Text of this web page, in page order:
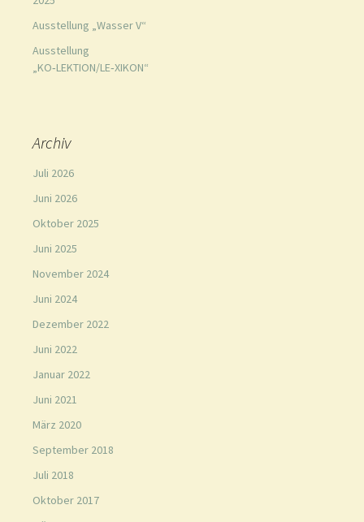
Ausstellung „Wasser V“
Ausstellung
„KO‑LEKTION/LE‑XIKON“
Archiv
Juli 2026
Juni 2026
Oktober 2025
Juni 2025
November 2024
Juni 2024
Dezember 2022
Juni 2022
Januar 2022
Juni 2021
März 2020
September 2018
Juli 2018
Oktober 2017